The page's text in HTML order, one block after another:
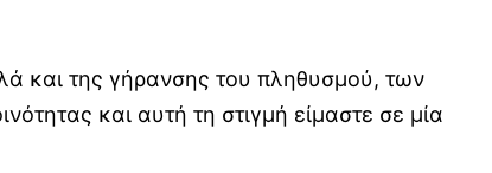
και της γήρανσης του πληθυσμού, των
και αυτή τη στιγμή είμαστε σε μία